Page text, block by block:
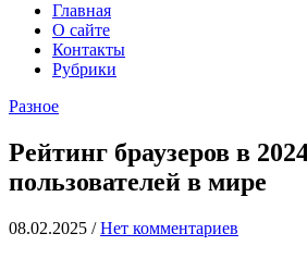
Главная
О сайте
Контакты
Рубрики
Разное
Рейтинг браузеров в
пользователей в мире
08.02.2025 / Нет комментариев